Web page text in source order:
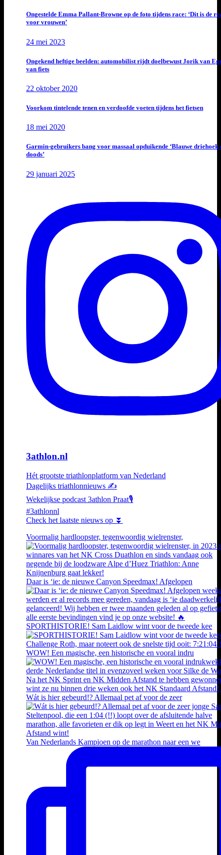
Ongestelde Emma Pallant-Browne op de foto tijdens race: ‘Dit is de
voor vrouwen’
24 mei 2023
Ongekend heftige beelden: automobilist rijdt doelbewust Jorik van
van fiets
22 oktober 2020
Voorkom tintelende tenen en verdoofde voeten tijdens het fietsen
18 mei 2020
Garmin-gebruikers bang voor massaal opduikende ‘Blauwe driehoek
doods’
29 januari 2025
3athlon.nl
Hét grootste triathlonplatform van Nederland
Dagelijks triathlonnieuws ✍️
Wekelijkse podcast 3athlon Praat🎙️
#3athlonnl
Check het laatste nieuws op ⏬
Voormalig hardloopster, tegenwoordig wielrenster,
Daar is ‘ie: de nieuwe Canyon Speedmax! Afgelopen
SPORTHISTORIE! Sam Laidlow wint voor de tweede kee
WOW! Een magische, een historische en vooral indru
Wát is hier gebeurd!? Allemaal pet af voor de zeer
Van Nederlands Kampioen op de marathon naar een we